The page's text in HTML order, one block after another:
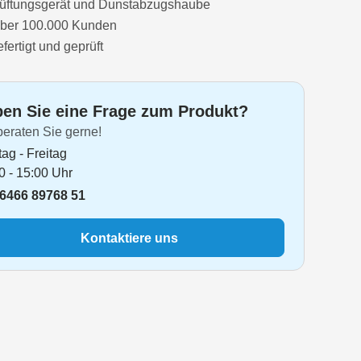
01
02
03
01
und Dunstabzugshaube
100.000 Kunden
und geprüft
Sie eine Frage zum Produkt?
Sie gerne!
- Freitag
- 15:00 Uhr
89768 51
Kontaktiere uns